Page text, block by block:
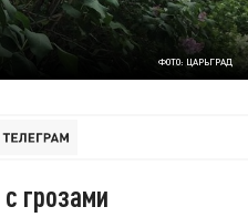
ФОТО: ЦАРЬГРАД
грозами